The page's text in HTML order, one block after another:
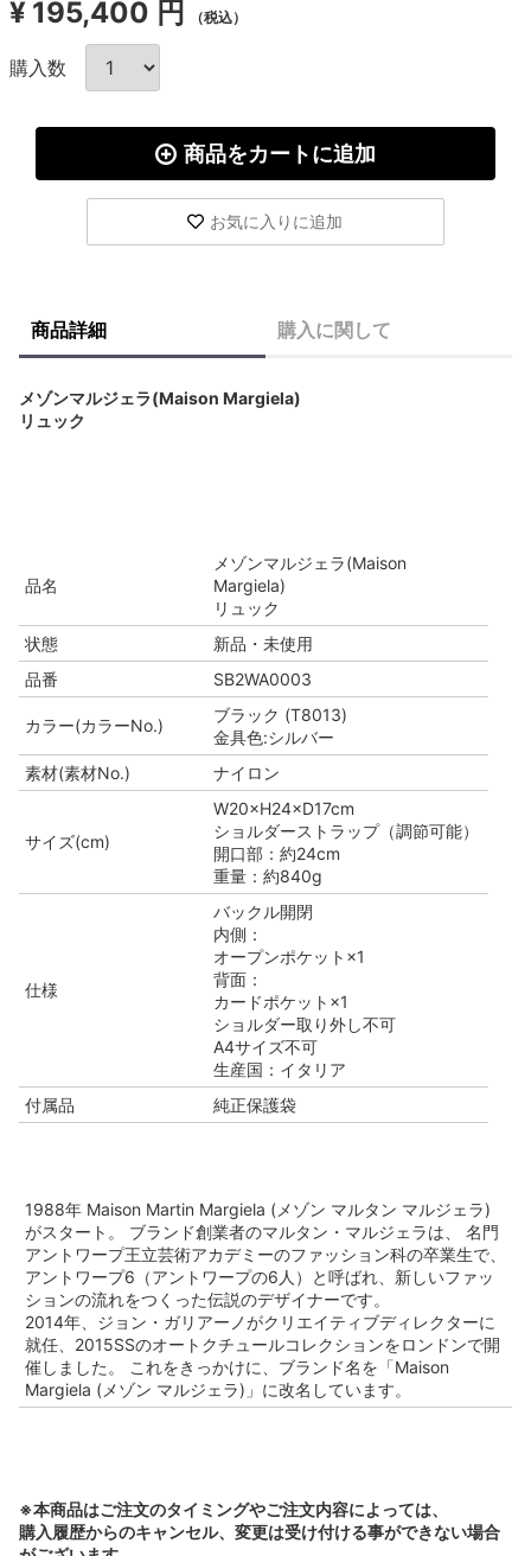
¥ 195,400 円 （税込）
購入数
商品をカートに追加
お気に入りに追加
商品詳細 購入に関して
メゾンマルジェラ(Maison Margiela)
リュック
品名
メゾンマルジェラ(Maison
Margiela)
リュック
状態
新品・未使用
品番
SB2WA0003
カラー(カラーNo.)
ブラック (T8013)
金具色:シルバー
素材(素材No.)
ナイロン
サイズ(cm)
W20×H24×D17cm
ショルダーストラップ（調節可能）
開口部：約24cm
重量：約840g
仕様
バックル開閉
内側：
オープンポケット×1
背面：
カードポケット×1
ショルダー取り外し不可
A4サイズ不可
生産国：イタリア
付属品
純正保護袋
1988年 Maison Martin Margiela (メゾン マルタン マルジェラ)
がスタート。 ブランド創業者のマルタン・マルジェラは、 名門
アントワープ王立芸術アカデミーのファッション科の卒業生で、
アントワープ6（アントワープの6人）と呼ばれ、新しいファッ
ションの流れをつくった伝説のデザイナーです。
2014年、ジョン・ガリアーノがクリエイティブディレクターに
就任、2015SSのオートクチュールコレクションをロンドンで開
催しました。 これをきっかけに、ブランド名を「Maison
Margiela (メゾン マルジェラ)」に改名しています。
※本商品はご注文のタイミングやご注文内容によっては、
購入履歴からのキャンセル、変更は受け付ける事ができない場合